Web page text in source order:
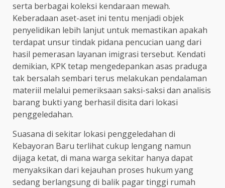
serta berbagai koleksi kendaraan mewah.
Keberadaan aset-aset ini tentu menjadi objek
penyelidikan lebih lanjut untuk memastikan apakah
terdapat unsur tindak pidana pencucian uang dari
hasil pemerasan layanan imigrasi tersebut. Kendati
demikian, KPK tetap mengedepankan asas praduga
tak bersalah sembari terus melakukan pendalaman
materiil melalui pemeriksaan saksi-saksi dan analisis
barang bukti yang berhasil disita dari lokasi
penggeledahan.
Suasana di sekitar lokasi penggeledahan di
Kebayoran Baru terlihat cukup lengang namun
dijaga ketat, di mana warga sekitar hanya dapat
menyaksikan dari kejauhan proses hukum yang
sedang berlangsung di balik pagar tinggi rumah